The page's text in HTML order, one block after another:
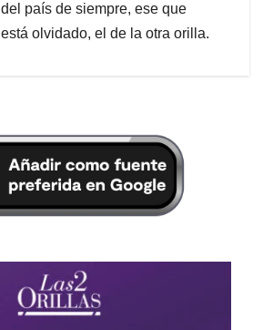
del país de siempre, ese que
está olvidado, el de la otra orilla.